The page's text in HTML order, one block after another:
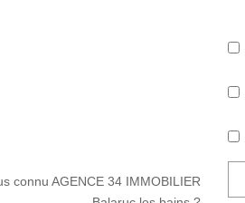
connu AGENCE 34 IMMOBILIER